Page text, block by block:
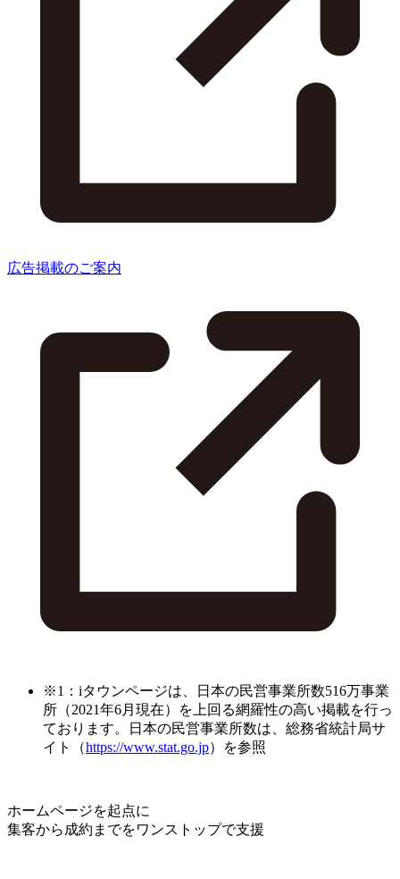
広告掲載のご案内
※1：iタウンページは、日本の民営事業所数516万事業
所（2021年6月現在）を上回る網羅性の高い掲載を行っ
ております。日本の民営事業所数は、総務省統計局サ
イト（https://www.stat.go.jp）を参照
ホームページを起点に
集客から成約までをワンストップで支援